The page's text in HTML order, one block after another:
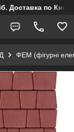
Доставка по
ФЕМ (фігурні